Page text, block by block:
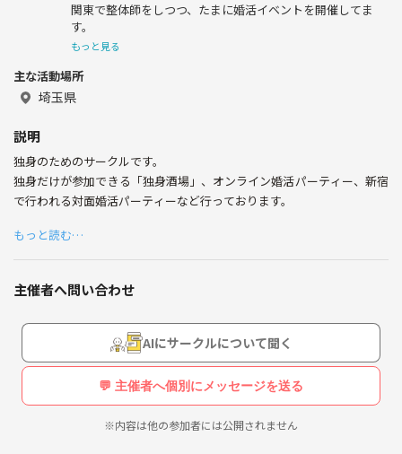
関東で整体師をしつつ、たまに婚活イベントを開催してま
す。
もっと見る
主な活動場所
埼玉県
説明
独身のためのサークルです。
独身だけが参加できる「独身酒場」、オンライン婚活パーティー、新宿
で行われる対面婚活パーティーなど行っております。
もっと読む…
主催者へ問い合わせ
AIにサークルについて聞く
💬 主催者へ個別にメッセージを送る
※内容は他の参加者には公開されません